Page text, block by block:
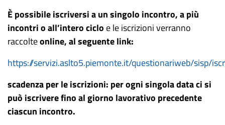
È possibile iscriversi a un singolo incontro, a più
incontri o all’intero ciclo e le iscrizioni verranno
raccolteonline, al seguente link:
https://servizi.aslto5.piemonte.it/questionariweb/sisp/
scadenza per le iscrizioni: per ogni singola data ci si
può iscrivere fino al giorno lavorativo precedente
ciascun incontro.